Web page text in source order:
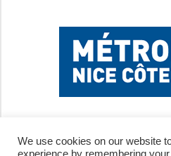
We use cookies on our website